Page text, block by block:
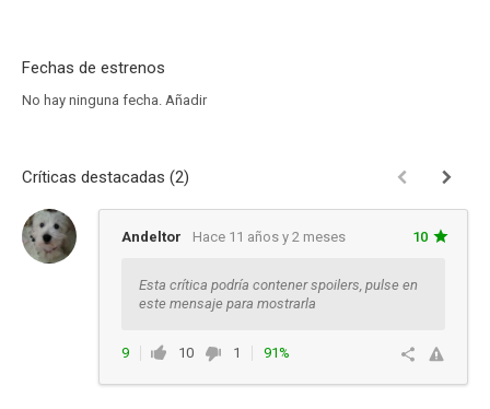
Fechas de estrenos
No hay ninguna fecha. Añadir
Críticas destacadas (2)
Andeltor Hace 11 años y 2 meses 10
Esta crítica podría contener spoilers, pulse en
este mensaje para mostrarla
9 10 1
91%